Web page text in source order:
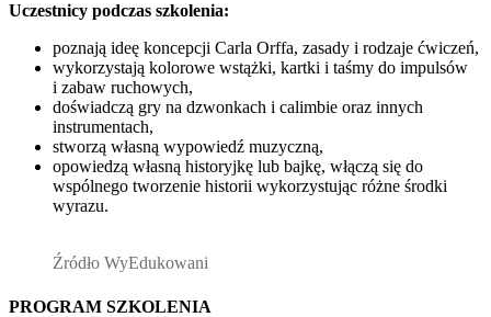
Uczestnicy podczas szkolenia:
poznają ideę koncepcji Carla Orffa, zasady i rodzaje ćwiczeń,
wykorzystają kolorowe wstążki, kartki i taśmy do impulsów
i zabaw ruchowych,
doświadczą gry na dzwonkach i calimbie oraz innych
instrumentach,
stworzą własną wypowiedź muzyczną,
opowiedzą własną historyjkę lub bajkę, włączą się do
wspólnego tworzenie historii wykorzystując różne środki
wyrazu.
Źródło WyEdukowani
PROGRAM SZKOLENIA